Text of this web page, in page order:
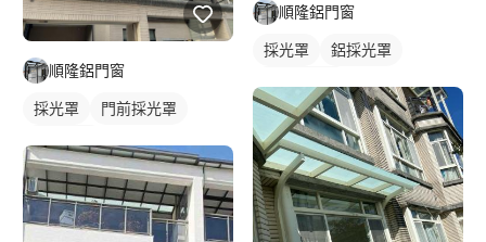
順隆鋁門窗
採光罩
門前採光罩
順隆鋁門窗
採光罩
鋁採光罩